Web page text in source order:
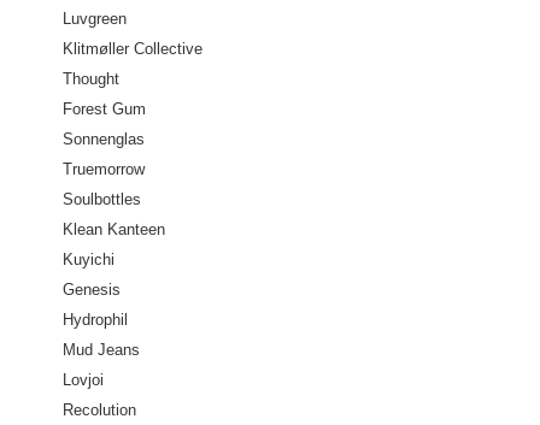
Luvgreen
Klitmøller Collective
Thought
Forest Gum
Sonnenglas
Truemorrow
Soulbottles
Klean Kanteen
Kuyichi
Genesis
Hydrophil
Mud Jeans
Lovjoi
Recolution